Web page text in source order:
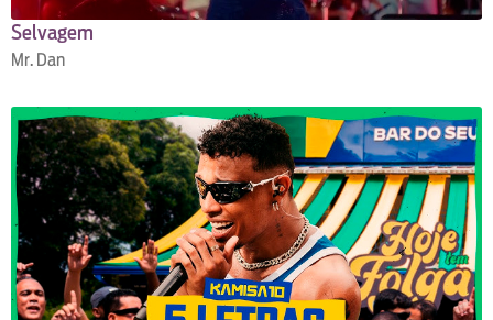
Selvagem
Mr. Dan